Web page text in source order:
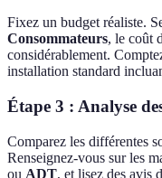
Fixez un budget réaliste.
Consommateurs, le coût
considérablement.
installation standard
Étape 3 : Analyse
Comparez les différentes
Renseignez-vous sur les
ou ADT, et lisez des avis